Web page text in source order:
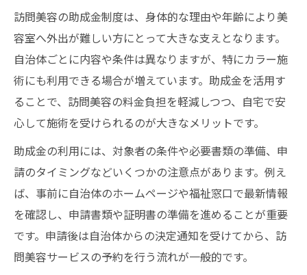
訪問美容の助成金制度は、身体的な理由や年齢により美
容室へ外出が難しい方にとって大きな支えとなります。
自治体ごとに内容や条件は異なりますが、特にカラー施
術にも利用できる場合が増えています。助成金を活用す
ることで、訪問美容の料金負担を軽減しつつ、自宅で安
心して施術を受けられるのが大きなメリットです。
助成金の利用には、対象者の条件や必要書類の準備、申
請のタイミングなどいくつかの注意点があります。例え
ば、事前に自治体のホームページや福祉窓口で最新情報
を確認し、申請書類や証明書の準備を進めることが重要
です。申請後は自治体からの決定通知を受けてから、訪
問美容サービスの予約を行う流れが一般的です。